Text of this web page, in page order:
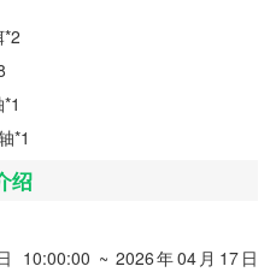
*1
绍
10:00:00 ~ 2026年04月17日